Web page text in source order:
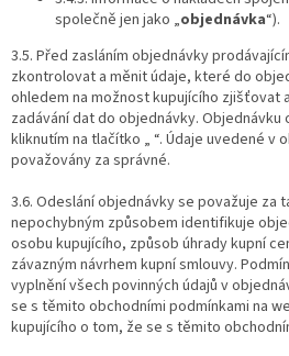
společně jen jako „objednávka“).
3.5. Před zasláním objednávky
zkontrolovat a měnit údaje, které do
ohledem na možnost kupujícího zjišťovat
zadávání dat do objednávky.
kliknutím na tlačítko „ “. Údaje uvedené v
považovány za správné.
3.6. Odeslání objednávky se považuje za
nepochybným způsobem identifikuje
osobu kupujícího, způsob úhrady kupní
závazným návrhem kupní smlouvy.
vyplnění všech povinných údajů v
se s těmito obchodními podmínkami na
kupujícího o tom, že se s těmito